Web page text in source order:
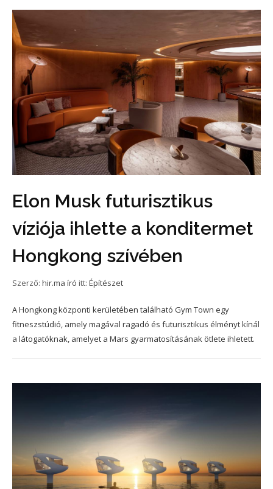
Elon Musk futurisztikus
víziója ihlette a konditermet
Hongkong szívében
Szerző: hir.ma író itt: Építészet
A Hongkong központi kerületében található Gym Town egy
fitneszstúdió, amely magával ragadó és futurisztikus élményt kínál
a látogatóknak, amelyet a Mars gyarmatosításának ötlete ihletett.